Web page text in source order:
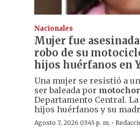
Nacionales
Mujer fue
robo de su
hijos huérfanos en
Una mujer se resistió a
ser baleada por
Departamento Central.
hijos huérfanos y su
Agosto 7, 2026 03:45 p. m. ·